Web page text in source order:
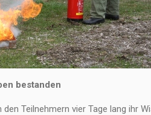
bestanden
Teilnehmern vier Tage lang ihr